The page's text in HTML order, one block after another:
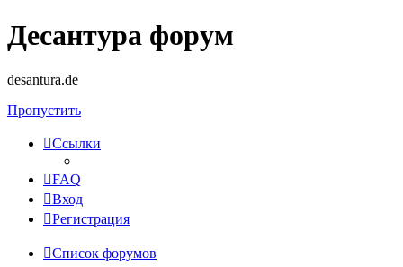
Десантура форум
desantura.de
Пропустить
Ссылки
FAQ
Вход
Регистрация
Список форумов